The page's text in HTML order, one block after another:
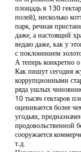
площадь в 130
полей), несколько
парк, речная
даже, а настоящий
ведаю даже, как у
с поклонением
А теперь конкретно
Как пишут сегодня
коррупционными
ряда ушлых
10 тысяч гектаров
оценивается более
угодьях,
продовольственной
сооружается
т.д.